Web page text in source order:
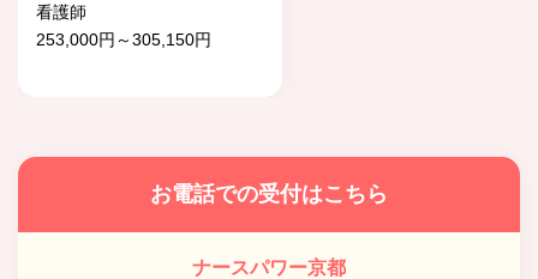
看護師
253,000円～305,150円
お電話での受付はこちら
ナースパワー京都